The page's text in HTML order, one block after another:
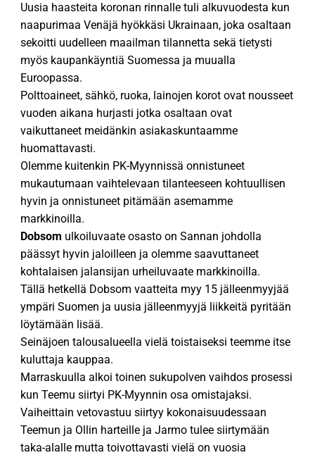
Uusia haasteita koronan rinnalle tuli alkuvuodesta kun
naapurimaa Venäjä hyökkäsi Ukrainaan, joka osaltaan
sekoitti uudelleen maailman tilannetta sekä tietysti
myös kaupankäyntiä Suomessa ja muualla
Euroopassa.
Polttoaineet, sähkö, ruoka, lainojen korot ovat nousseet
vuoden aikana hurjasti jotka osaltaan ovat
vaikuttaneet meidänkin asiakaskuntaamme
huomattavasti.
Olemme kuitenkin PK-Myynnissä onnistuneet
mukautumaan vaihtelevaan tilanteeseen kohtuullisen
hyvin ja onnistuneet pitämään asemamme
markkinoilla.
Dobsom ulkoiluvaate osasto on Sannan johdolla
päässyt hyvin jaloilleen ja olemme saavuttaneet
kohtalaisen jalansijan urheiluvaate markkinoilla.
Tällä hetkellä Dobsom vaatteita myy 15 jälleenmyyjää
ympäri Suomen ja uusia jälleenmyyjä liikkeitä pyritään
löytämään lisää.
Seinäjoen talousalueella vielä toistaiseksi teemme itse
kuluttaja kauppaa.
Marraskuulla alkoi toinen sukupolven vaihdos prosessi
kun Teemu siirtyi PK-Myynnin osa omistajaksi.
Vaiheittain vetovastuu siirtyy kokonaisuudessaan
Teemun ja Ollin harteille ja Jarmo tulee siirtymään
taka-alalle mutta toivottavasti vielä on vuosia